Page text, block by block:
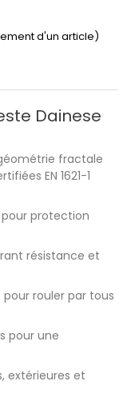
d'un article)
Dainese
fractale
EN 1621-1
pour protection
résistance et
rouler par tous
pour une
extérieures et